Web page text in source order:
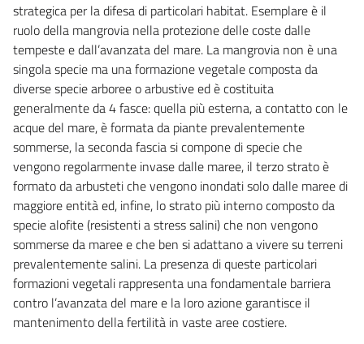
strategica per la difesa di particolari habitat. Esemplare è il
ruolo della mangrovia nella protezione delle coste dalle
tempeste e dall’avanzata del mare. La mangrovia non è una
singola specie ma una formazione vegetale composta da
diverse specie arboree o arbustive ed è costituita
generalmente da 4 fasce: quella più esterna, a contatto con le
acque del mare, è formata da piante prevalentemente
sommerse, la seconda fascia si compone di specie che
vengono regolarmente invase dalle maree, il terzo strato è
formato da arbusteti che vengono inondati solo dalle maree di
maggiore entità ed, infine, lo strato più interno composto da
specie alofite (resistenti a stress salini) che non vengono
sommerse da maree e che ben si adattano a vivere su terreni
prevalentemente salini. La presenza di queste particolari
formazioni vegetali rappresenta una fondamentale barriera
contro l’avanzata del mare e la loro azione garantisce il
mantenimento della fertilità in vaste aree costiere.